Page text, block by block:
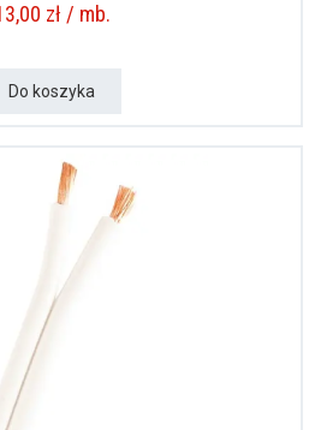
zł / mb.
Do koszyka